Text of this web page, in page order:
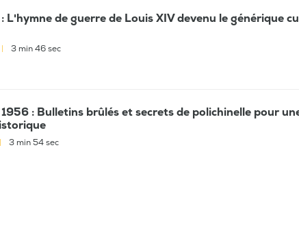
L'hymne de guerre de Louis XIV devenu le générique
3 min 46 sec
: Bulletins brûlés et secrets de polichinelle pour
3 min 54 sec